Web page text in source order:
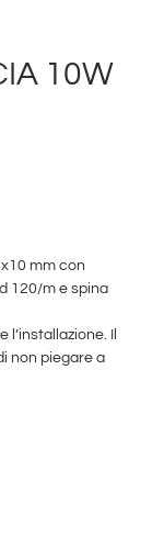
10W
mm con
120/m e spina
Il
non piegare a